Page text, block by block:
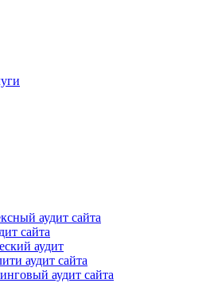
аудит сайта
сайта
аудит
аудит сайта
аудит сайта